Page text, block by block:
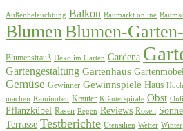
Außenbeleuchtung Balkon Baumarkt online
BlumenBlumen-
Blumenstrauß Deko im Garten Gardena
Gartengestaltung Gartenhaus Gartenmöbel
Gemüse Gewinner Gewinnspiele Haus
machen Kaminofen Kräuter Kräuterspirale Obst
Pflanzkübel Rasen Regen Reviews Rosen
Terrasse Testberichte Utensilien Wetter